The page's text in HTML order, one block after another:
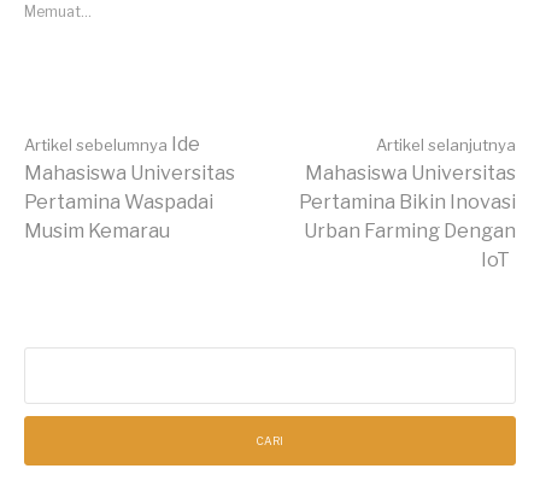
Memuat...
Lanjut
Membaca
Artikel sebelumnya Ide
Mahasiswa Universitas
Pertamina Waspadai
Musim Kemarau
Artikel selanjutnya
Mahasiswa Universitas
Pertamina Bikin Inovasi
Urban Farming Dengan
IoT